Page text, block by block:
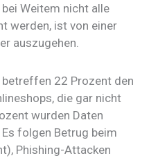
Weitem nicht alle
werden, ist von einer
auszugehen.
22 Prozent den
die gar nicht
wurden Daten
folgen Betrug beim
Phishing-Attacken